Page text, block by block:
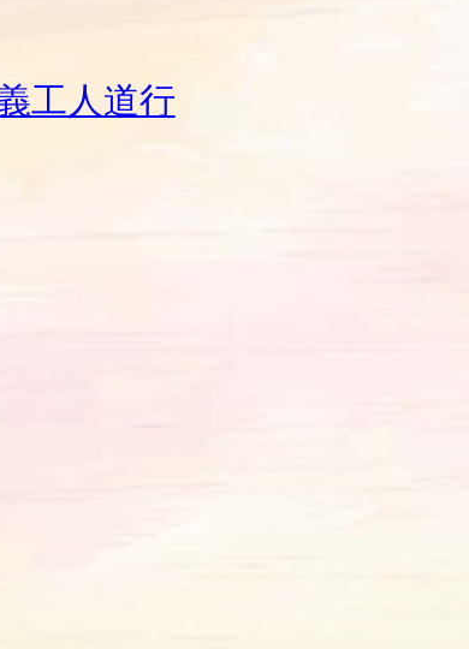
工人道行